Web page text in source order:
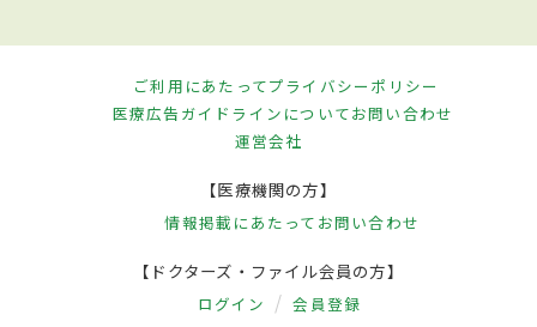
ご利用にあたってプライバシーポリシー
医療広告ガイドラインについてお問い合わせ
運営会社
【医療機関の方】
情報掲載にあたって お問い合わせ
【ドクターズ・ファイル会員の方】
ログイン 会員登録